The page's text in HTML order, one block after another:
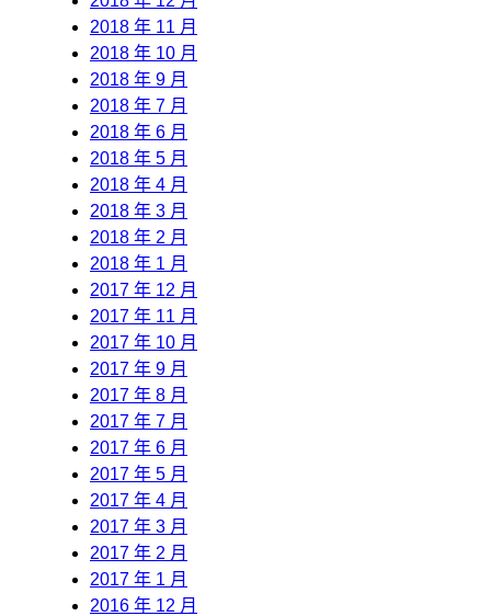
2018 年 11 月
2018 年 10 月
2018 年 9 月
2018 年 7 月
2018 年 6 月
2018 年 5 月
2018 年 4 月
2018 年 3 月
2018 年 2 月
2018 年 1 月
2017 年 12 月
2017 年 11 月
2017 年 10 月
2017 年 9 月
2017 年 8 月
2017 年 7 月
2017 年 6 月
2017 年 5 月
2017 年 4 月
2017 年 3 月
2017 年 2 月
2017 年 1 月
2016 年 12 月